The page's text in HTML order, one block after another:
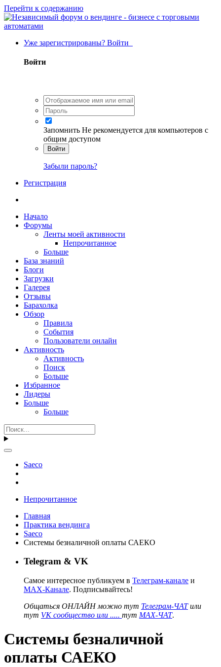
Перейти к содержанию
Уже зарегистрированы? Войти
Войти
Запомнить Не рекомендуется для компьютеров с
общим доступом
Войти
Забыли пароль?
Регистрация
Начало
Форумы
Ленты моей активности
Непрочитанное
Больше
База знаний
Блоги
Загрузки
Галерея
Отзывы
Барахолка
Обзор
Правила
События
Пользователи онлайн
Активность
Активность
Поиск
Больше
Избранное
Лидеры
Больше
Больше
Saeco
Непрочитанное
Главная
Практика вендинга
Saeco
Системы безналичной оплаты САЕКО
Telegram & VK
Самое интересное публикуем в Телеграм-канале и
MAX-Канале. Подписывайтесь!
Общаться ОНЛАЙН можно тут Телеграм-ЧАТили
тут VK сообщество или ..... тут MAX-ЧАТ.
Системы безналичной
оплаты САЕКО